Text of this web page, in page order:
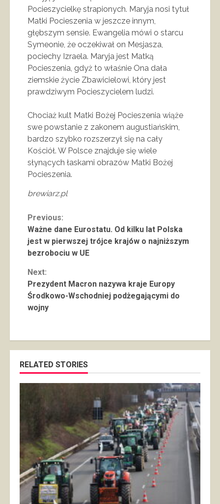
Pocieszycielkę strapionych. Maryja nosi tytuł
Matki Pocieszenia w jeszcze innym,
głębszym sensie. Ewangelia mówi o starcu
Symeonie, że oczekiwał on Mesjasza,
pociechy Izraela. Maryja jest Matką
Pocieszenia, gdyż to właśnie Ona dała
ziemskie życie Zbawicielowi, który jest
prawdziwym Pocieszycielem ludzi.
Chociaż kult Matki Bożej Pocieszenia wiąże
swe powstanie z zakonem augustiańskim,
bardzo szybko rozszerzył się na cały
Kościół. W Polsce znajduje się wiele
słynących łaskami obrazów Matki Bożej
Pocieszenia.
brewiarz.pl
Continue
Reading
Previous:
Ważne dane Eurostatu. Od kilku lat Polska
jest w pierwszej trójce krajów o najniższym
bezrobociu w UE
Next:
Prezydent Macron nazywa kraje Europy
Środkowo-Wschodniej podżegającymi do
wojny
RELATED STORIES